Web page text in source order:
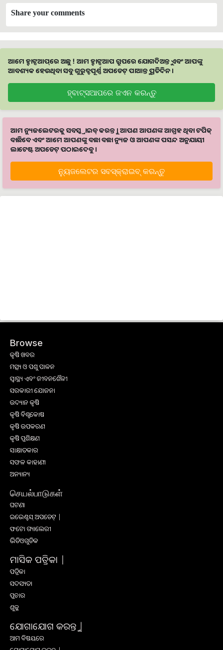
Share your comments
ଆମେ ହ୍ବାଟ୍ସଆପ୍‌ରେ ଅଛୁ ! ଆମ ହ୍ବାଟ୍ସଆପ ଗ୍ରୁପରେ ଯୋଗଦିଅନ୍ତୁ ଏବଂ ଆପଙ୍କୁ
ଆବଶ୍ୟକ ହେଉଥିବା ସବୁ ଗୁରୁତ୍ବପୂର୍ଣ୍ଣ ଅପଡେଟ୍‌ ପାଆନ୍ତୁ ପ୍ରତିଦିନ ।
ହ୍ବାଟ୍ସଆପରେ ଜଏନ କରନ୍ତୁ
ଆମ ନ୍ୟୁଜଲେଟରକୁ ସବସ୍କ୍ରାଇବ୍ କରନ୍ତୁ । ଆପଣ ଆପଣଙ୍କ ଆଗ୍ରହ ଥିବା ଟପିକ୍‌
ବାଛିବେ ଏବଂ ଆମେ ଆପଣଙ୍କୁ ବଛା ବଛା ନ୍ୟୁଜ ଓ ଆପଣଙ୍କ ପସନ୍ଦ ଅନୁଯାୟୀ
ଲାଟେଷ୍ଟ ଅପଡେଟ୍‌ ପଠାଇଦେବୁ ।
ନ୍ୟୁଜଲେଟର ସବସ୍କ୍ରାଇବ୍‌ କରନ୍ତୁ
Browse
କୃଷି ଖବର
ମତ୍ସ୍ୟ ଓ ପଶୁ ପାଳନ
ସ୍ୱାସ୍ଥ୍ୟ ଏବଂ ଜୀବନଶୈଳୀ
ସରକାରୀ ଯୋଜନା
ଉଦ୍ୟାନ କୃଷି
କୃଷି ବିଶ୍ବକୋଷ
କୃଷି ଉପକରଣ
କୃଷି ପ୍ରଶିକ୍ଷଣ
ସାକ୍ଷାତକାର
ସଫଳ କାହାଣୀ
ଅନ୍ୟାନ୍ୟ
செயல்பாடுகள்
ଘଟଣା
ଇଭେଣ୍ଟସ୍ ଅପଡେଟ୍ |
ଫଟୋ ଗ୍ୟାଲେରୀ
ଭିଡିଓଗୁଡିକ
ମାସିକ ପତ୍ରିକା |
ପତ୍ରିକା
ସଦସ୍ୟତା
ପ୍ରଚାର
ଶୁଳ୍କ
ଯୋଗାଯୋଗ କରନ୍ତୁ |
ଆମ ବିଷୟରେ